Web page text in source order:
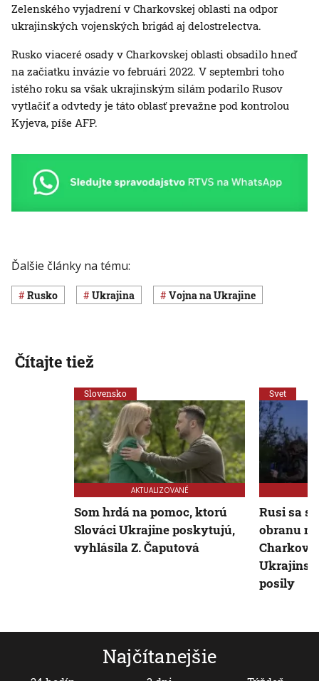
Zelenského vyjadrení v Charkovskej oblasti na odpor
ukrajinských vojenských brigád aj delostrelectva.
Rusko viaceré osady v Charkovskej oblasti obsadilo hneď
na začiatku invázie vo februári 2022. V septembri toho
istého roku sa však ukrajinským silám podarilo Rusov
vytlačiť a odvtedy je táto oblasť prevažne pod kontrolou
Kyjeva, píše AFP.
Ďalšie články na tému:
Rusko Ukrajina vojna na Ukrajine
Najčítanejšie
Čítajte tiež
Slovensko
AKTUALIZOVANÉ
Som hrdá na pomoc, ktorú
Slováci Ukrajine poskytujú,
vyhlásila Z. Čaputová
Svet
Rusi sa
obranu
posily